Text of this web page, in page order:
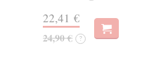
22,41 €
24,90 € ?